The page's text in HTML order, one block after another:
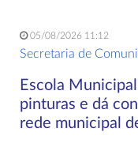
05/08/2026 11:12
Secretaria de
Escola
pinturas e dá
rede municipal